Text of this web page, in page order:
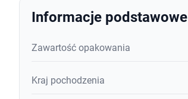
Informacje podstawowe
Zawartość opakowania
Kraj pochodzenia